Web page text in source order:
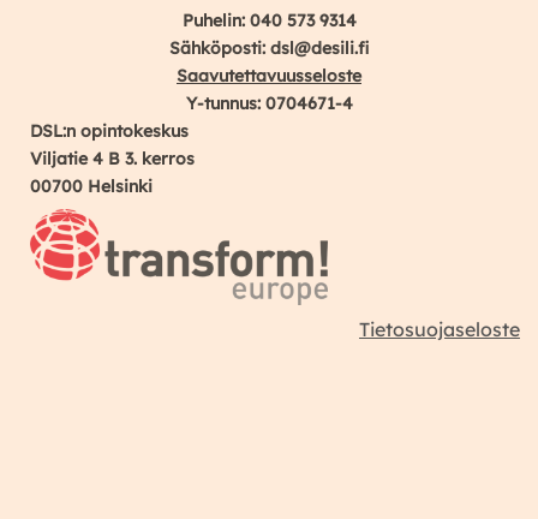
Puhelin: 040 573 9314
Sähköposti: dsl@desili.fi
Saavutettavuusseloste
Y-tunnus: 0704671-4
DSL:n opintokeskus
Viljatie 4 B 3. kerros
00700 Helsinki
Tietosuojaseloste